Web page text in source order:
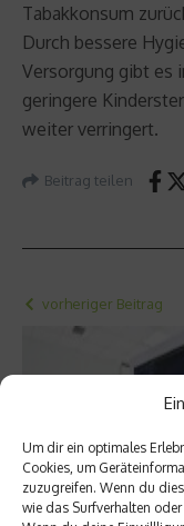
Um dir ein optimales
Cookies, um
zuzugreifen. Wenn du
wie das Surfverhalten
Tabakkonsum
Durch bessere
Versorgung gibt es
geringere
weiter verringert.
Beitrag teilen
vorheriger Beitrag